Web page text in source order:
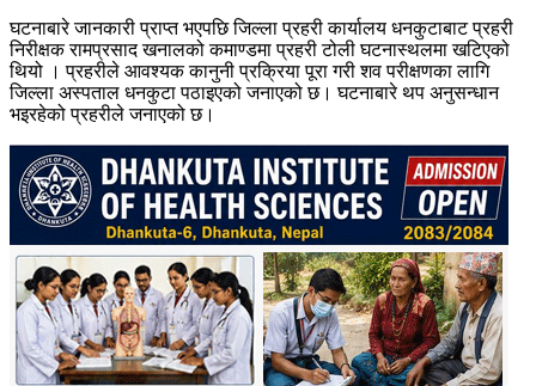
घटनाबारे जानकारी प्राप्त भएपछि जिल्ला प्रहरी कार्यालय धनकुटाबाट प्रहरी
निरीक्षक रामप्रसाद खनालको कमाण्डमा प्रहरी टोली घटनास्थलमा खटिएको
थियो । प्रहरीले आवश्यक कानुनी प्रक्रिया पूरा गरी शव परीक्षणका लागि
जिल्ला अस्पताल धनकुटा पठाइएको जनाएको छ। घटनाबारे थप अनुसन्धान
भइरहेको प्रहरीले जनाएको छ।